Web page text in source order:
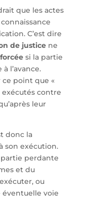
que les actes
C’est dire
de justicene
si la partie
l’avance.
point que «
contre
leur
donc la
son exécution.
perdante
et du
ou
éventuelle voie